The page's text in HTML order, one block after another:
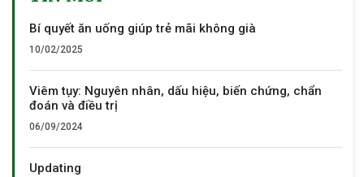
Bí quyết ăn uống giúp trẻ mãi không già
10/02/2025
Viêm tụy: Nguyên nhân, dấu hiệu, biến chứng, chẩn
đoán và điều trị
06/09/2024
Updating